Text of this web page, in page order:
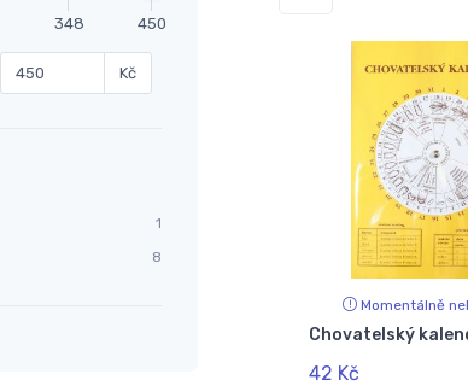
348 450
Kč
1
8
Momentálně
Chovatelský
42 Kč